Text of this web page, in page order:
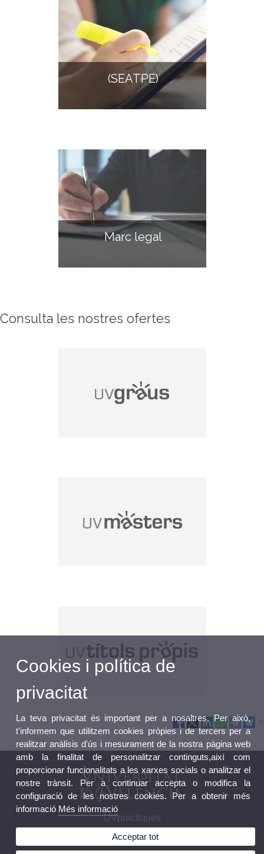
(SEATPE)
Marc legal
Consulta les nostres ofertes
UVpràctiques
Cookies i política de
privacitat
La teva privacitat és important per a nosaltres. Per això,
t'informem que utilitzem cookies pròpies i de tercers per a
realitzar anàlisis d'ús i mesurament de la nostra pàgina web
amb la finalitat de personalitzar continguts,així com
proporcionar funcionalitats a les xarxes socials o analitzar el
nostre trànsit. Per a continuar accepta o modifica la
configuració de les nostres cookies. Per a obtenir més
informació Més informació
Acceptar tot